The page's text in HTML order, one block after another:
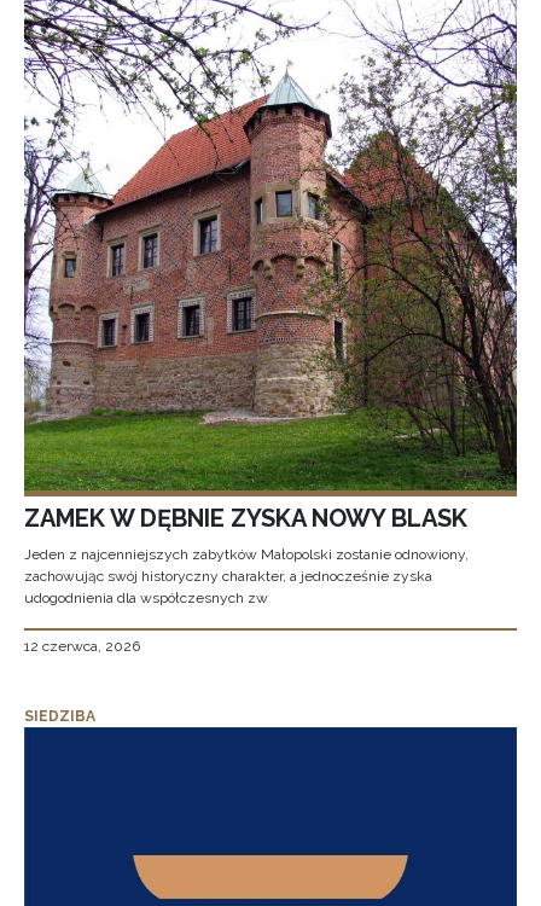
ZAMEK W DĘBNIE ZYSKA NOWY BLASK
Jeden z najcenniejszych zabytków Małopolski zostanie odnowiony,
zachowując swój historyczny charakter, a jednocześnie zyska
udogodnienia dla współczesnych zw
12 czerwca, 2026
SIEDZIBA